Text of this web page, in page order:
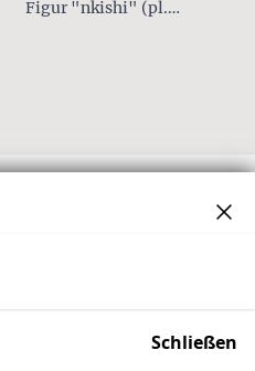
Figur "nkishi" (pl.
Schließen
10.000 Tribal Art